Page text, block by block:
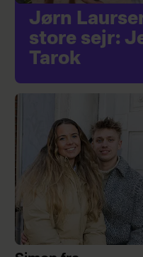
Jørn
store sejr:
Tarok